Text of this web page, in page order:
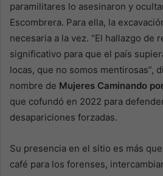
paramilitares lo asesinaron y
Escombrera. Para ella, la
necesaria a la vez. “El hallazgo de
significativo para que el país
locas, que no somos mentirosas”,
nombre de Mujeres Caminando
que cofundó en 2022 para
desapariciones forzadas.
Su presencia en el sitio es más
café para los forenses,